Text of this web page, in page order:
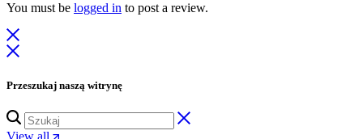
You must be logged in to post a review.
Przeszukaj naszą witrynę
View all